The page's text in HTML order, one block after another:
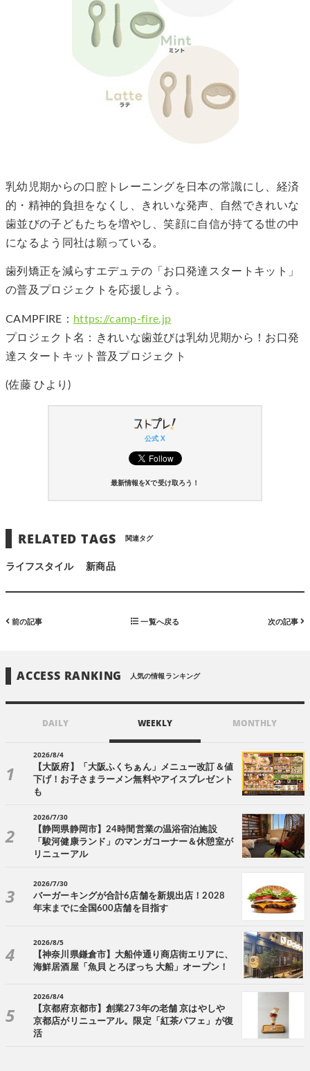
乳幼児期からの口腔トレーニングを日本の常識にし、経済
的・精神的負担をなくし、きれいな発声、自然できれいな
歯並びの子どもたちを増やし、笑顔に自信が持てる世の中
になるよう同社は願っている。
歯列矯正を減らすエデュテの「お口発達スタートキット」
の普及プロジェクトを応援しよう。
CAMPFIRE： https://camp-fire.jp
プロジェクト名：きれいな歯並びは乳幼児期から！お口発
達スタートキット普及プロジェクト
(佐藤 ひより)
公式 X
最新情報をXで受け取ろう！
RELATED TAGS 関連タグ
ライフスタイル 新商品
前の記事 一覧へ戻る 次の記事
ACCESS RANKING 人気の情報ランキング
DAILY WEEKLY MONTHLY
2026/8/4
【大阪府】「大阪ふくちぁん」メニュー改訂＆値
下げ！お子さまラーメン無料やアイスプレゼント
も
2026/7/30
【静岡県静岡市】24時間営業の温浴宿泊施設
「駿河健康ランド」のマンガコーナー＆休憩室が
リニューアル
2026/7/30
バーガーキングが合計6店舗を新規出店！2028
年末までに全国600店舗を目指す
2026/8/5
【神奈川県鎌倉市】大船仲通り商店街エリアに、
海鮮居酒屋「魚貝 とろぼっち 大船」オープン！
2026/8/4
【京都府京都市】創業273年の老舗 京はやしや
京都店がリニューアル。限定「紅茶パフェ」が復
活